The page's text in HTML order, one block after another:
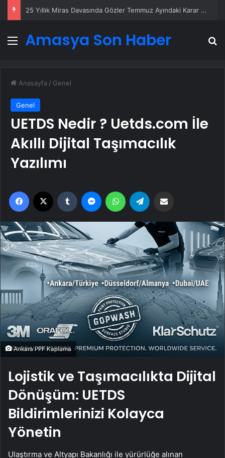
25 Yıllık Miras Davasında Gözler Temmuz Ayındaki Karar Duruşmasına Çevrildi
Menü
Amasya Son Haber
Anasayfa / Genel
Genel
UETDS Nedir ? Uetds.com İle
Akıllı Dijital Taşımacılık
Yazılımı
Facebook Tumblr MessengerWhatsApp
Ankara PPF Kaplama
Lojistik ve Taşımacılıkta Dijital
Dönüşüm: UETDS
Bildirimlerinizi Kolayca
Yönetin
Ulaştırma ve Altyapı Bakanlığı ile yürürlüğe alınan